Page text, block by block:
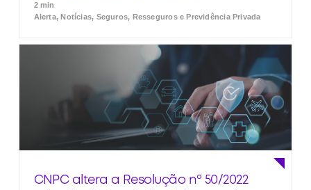
2 min
Alerta, Notícias, Seguros, Resseguros e Previdência Privada
CNPC altera a Resolução nº 50/2022